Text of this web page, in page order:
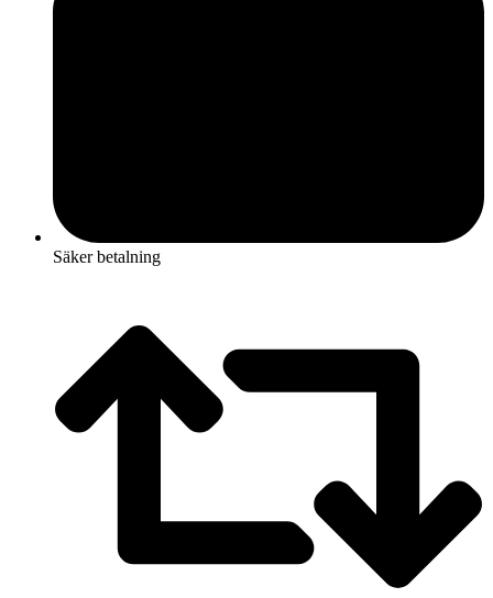
Säker betalning